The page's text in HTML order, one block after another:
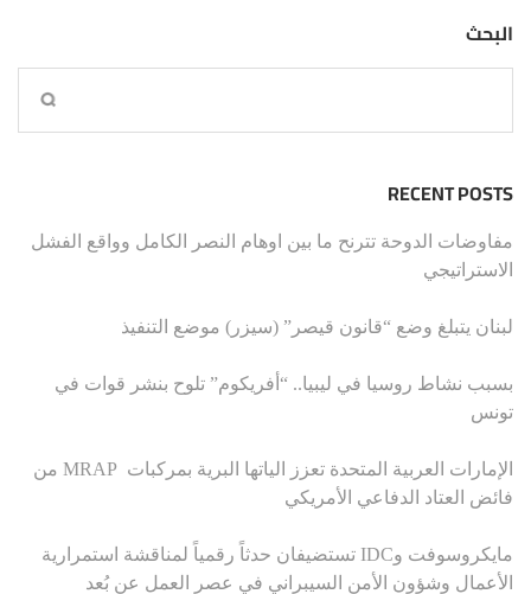
البحث
RECENT POSTS
مفاوضات الدوحة تترنح ما بين اوهام النصر الكامل وواقع الفشل
الاستراتيجي
لبنان يتبلغ وضع “قانون قيصر” (سيزر) موضع التنفيذ
بسبب نشاط روسيا في ليبيا.. “أفريكوم” تلوح بنشر قوات في
تونس
الإمارات العربية المتحدة تعزز الياتها البرية بمركبات MRAP من
فائض العتاد الدفاعي الأمريكي
مايكروسوفت وIDC تستضيفان حدثاً رقمياً لمناقشة استمرارية
الأعمال وشؤون الأمن السيبراني في عصر العمل عن بُعد